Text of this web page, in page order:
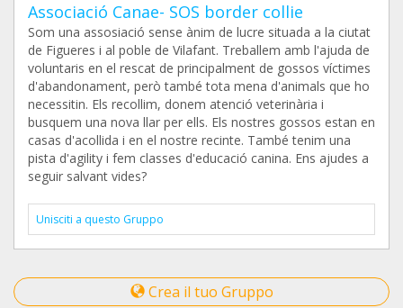
Associació Canae- SOS border collie
Som una assosiació sense ànim de lucre situada a la ciutat
de Figueres i al poble de Vilafant. Treballem amb l'ajuda de
voluntaris en el rescat de principalment de gossos víctimes
d'abandonament, però també tota mena d'animals que ho
necessitin. Els recollim, donem atenció veterinària i
busquem una nova llar per ells. Els nostres gossos estan en
casas d'acollida i en el nostre recinte. També tenim una
pista d'agility i fem classes d'educació canina. Ens ajudes a
seguir salvant vides?
Unisciti a questo Gruppo
Crea il tuo Gruppo